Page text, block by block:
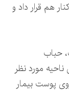
هم قرار داد و
حباب
مورد نظر
پوست بیمار